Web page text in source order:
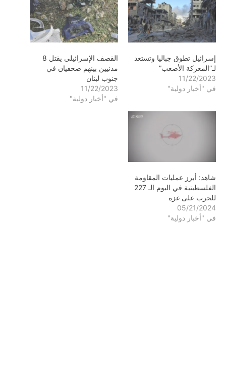
إسرائيل تطوق جباليا وتستعد
لـ”المعركة الأصعب”
11/22/2023
في "أخبار دولية"
القصف الإسرائيلي يقتل 8
مدنيين بينهم صحفيان في
جنوب لبنان
11/22/2023
في "أخبار دولية"
شاهد: أبرز عمليات المقاومة
الفلسطينية في اليوم الـ 227
للحرب على غزة
05/21/2024
في "أخبار دولية"